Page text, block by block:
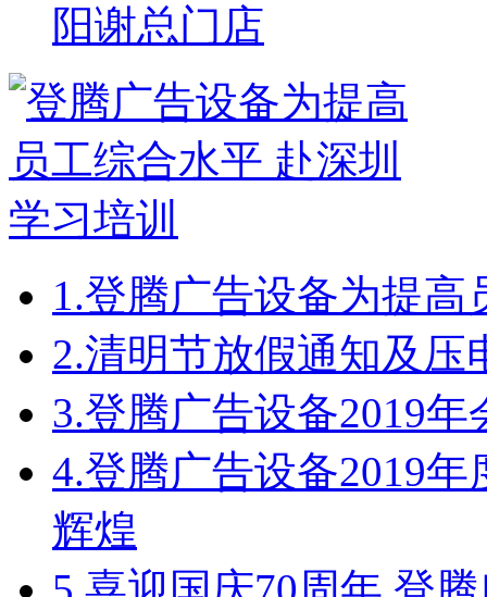
阳谢总门店
1.登腾广告设备为提高
2.清明节放假通知及压
3.登腾广告设备2019
4.登腾广告设备2019
辉煌